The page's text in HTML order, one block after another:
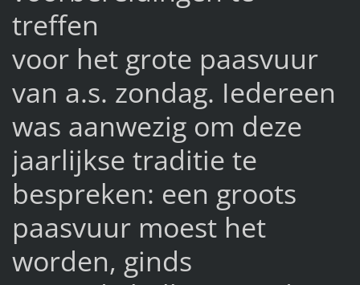
treffen
voor het grote paasvuur
van a.s. zondag. Iedereen
was aanwezig om deze
jaarlijkse traditie te
bespreken: een groots
paasvuur moest het
worden, ginds